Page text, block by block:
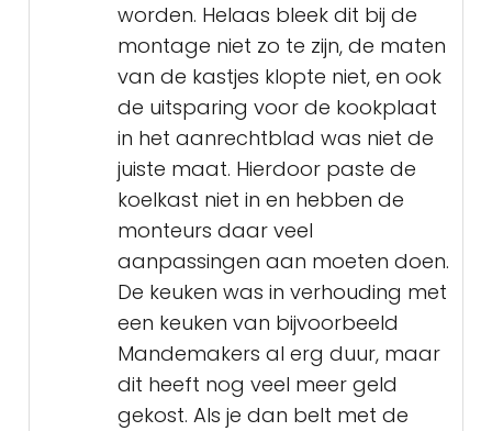
worden. Helaas bleek dit bij de
montage niet zo te zijn, de maten
van de kastjes klopte niet, en ook
de uitsparing voor de kookplaat
in het aanrechtblad was niet de
juiste maat. Hierdoor paste de
koelkast niet in en hebben de
monteurs daar veel
aanpassingen aan moeten doen.
De keuken was in verhouding met
een keuken van bijvoorbeeld
Mandemakers al erg duur, maar
dit heeft nog veel meer geld
gekost. Als je dan belt met de